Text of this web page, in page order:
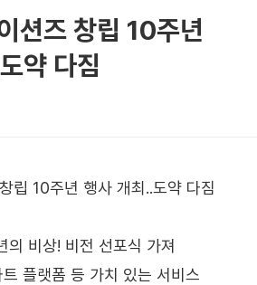
션즈 창립 10주년
약 다짐
립 10주년 행사 개최..도약 다짐
비상! 비전 선포식 가져
플랫폼 등 가치 있는 서비스